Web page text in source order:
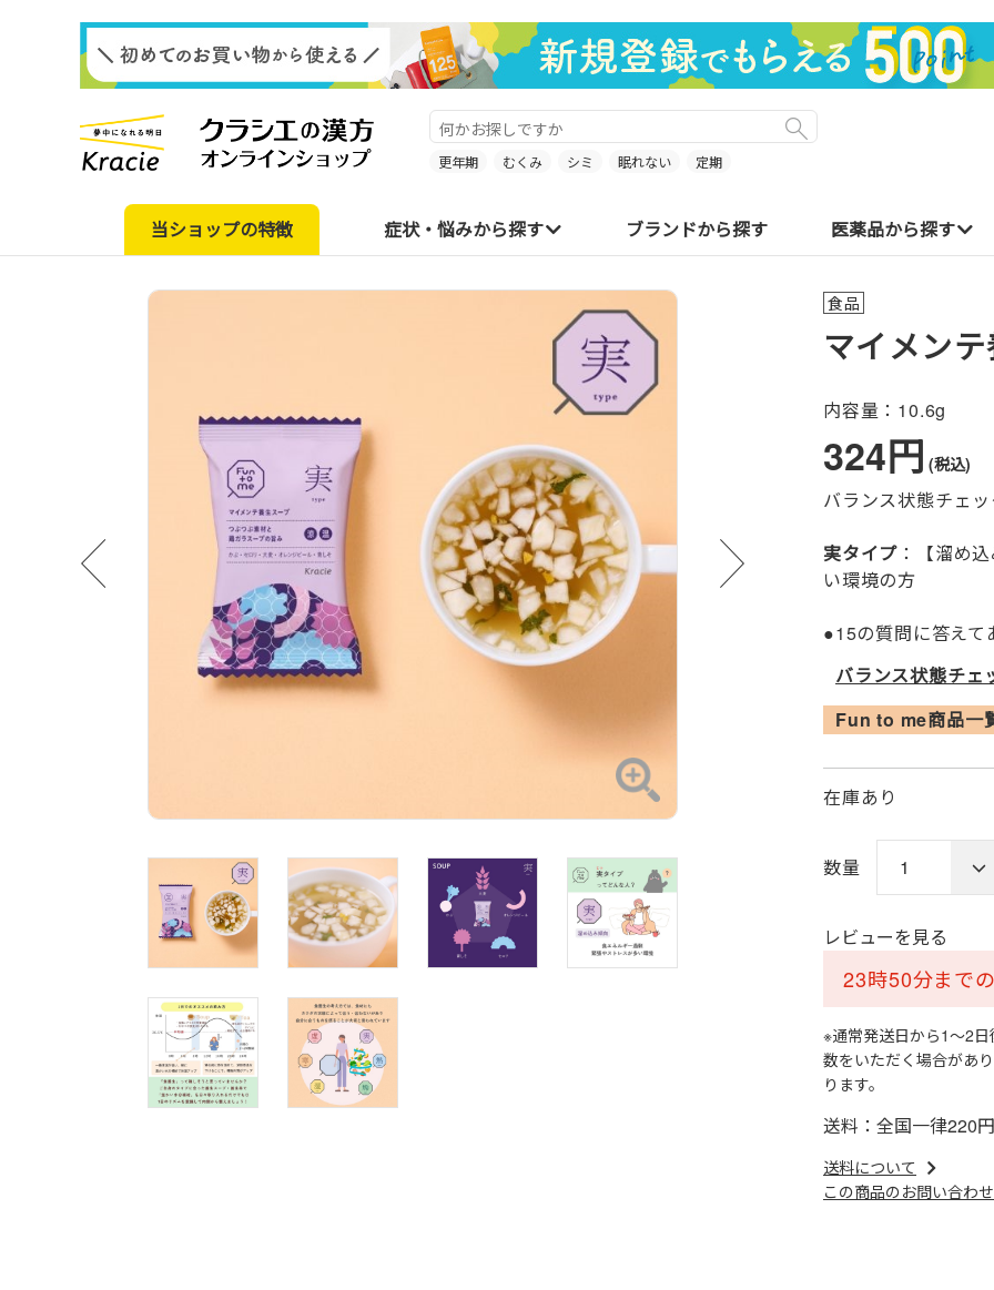
更年期 むくみ シミ 眠れない 定期
当ショップの特徴 症状・悩みから探す ブランドから探す 医薬品から探す
食品
マイメン
内容量： 10.6g
324円 (税込)
バランス状態チェ
実タイプ ：【溜め
い環境の方
●15の質問に答えて
バランス状態チェ
Fun to me商品一
在庫あり
数量
レビューを見る
23時50分まで
※通常発送日から1～2
数をいただく場合があ
ります。
送料：全国一律220
送料について
この商品のお問い合わ